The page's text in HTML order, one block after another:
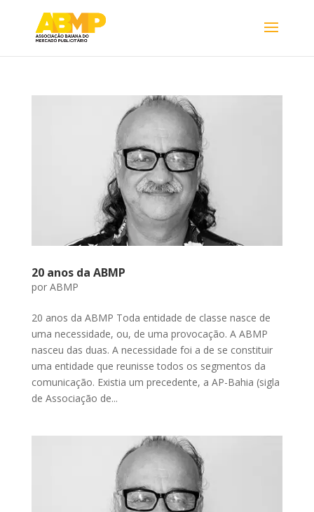
20 anos da ABMP
por ABMP
20 anos da ABMP Toda entidade de classe nasce de
uma necessidade, ou, de uma provocação. A ABMP
nasceu das duas. A necessidade foi a de se constituir
uma entidade que reunisse todos os segmentos da
comunicação. Existia um precedente, a AP-Bahia (sigla
de Associação de...